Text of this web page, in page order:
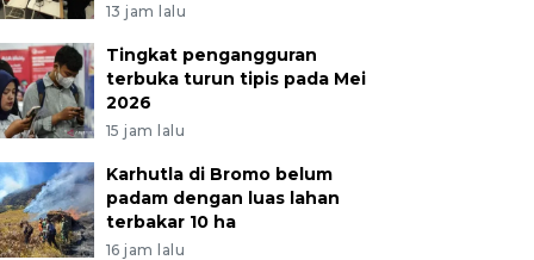
13 jam lalu
Tingkat pengangguran
terbuka turun tipis pada Mei
2026
15 jam lalu
Karhutla di Bromo belum
padam dengan luas lahan
terbakar 10 ha
16 jam lalu